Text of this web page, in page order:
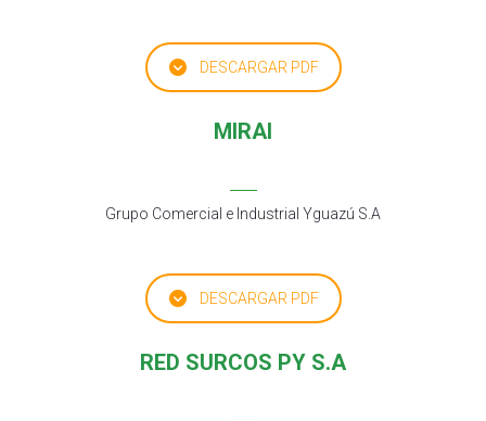
DESCARGAR PDF
MIRAI
Grupo Comercial e Industrial Yguazú S.A
DESCARGAR PDF
RED SURCOS PY S.A